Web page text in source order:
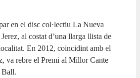
en el disc col·lectiu La Nueva
al costat d’una llarga llista de
En 2012, coincidint amb el
va rebre el Premi al Millor Cante
Ball.